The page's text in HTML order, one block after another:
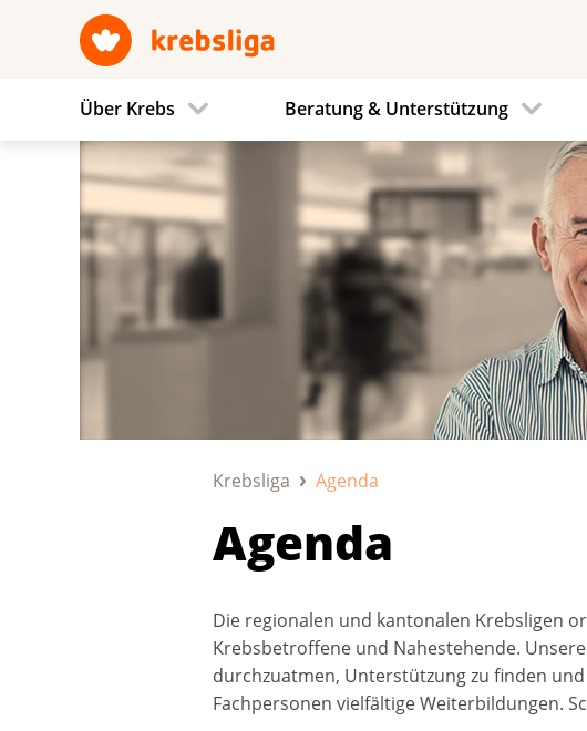
Über Krebs Beratung & Unterstützung
Krebsliga Agenda
Agenda
Die regionalen und kantonalen Krebsligen
Krebsbetroffene und Nahestehende.
durchzuatmen, Unterstützung zu finden
Fachpersonen vielfältige Weiterbildungen.